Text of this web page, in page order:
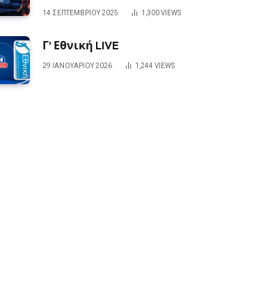
14 ΣΕΠΤΕΜΒΡΊΟΥ 2025 1,300VIEWS
Γ’ Εθνική LIVE
29 ΙΑΝΟΥΑΡΊΟΥ 2026 1,244 VIEWS